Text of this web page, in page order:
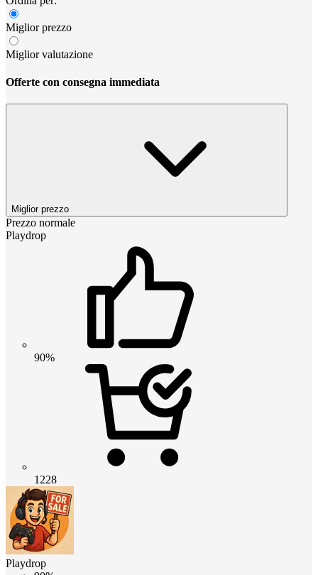
Miglior prezzo
Miglior valutazione
Offerte con consegna immediata
Miglior prezzo
Prezzo normale
Playdrop
90%
1228
Playdrop